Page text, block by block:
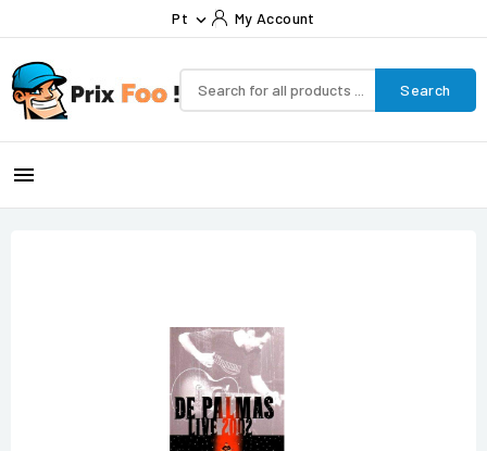
Pt  My Account
Search
